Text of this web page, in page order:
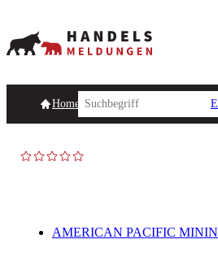
HomepageHandelsmeldungen Ad-
AMERICAN PACIFIC